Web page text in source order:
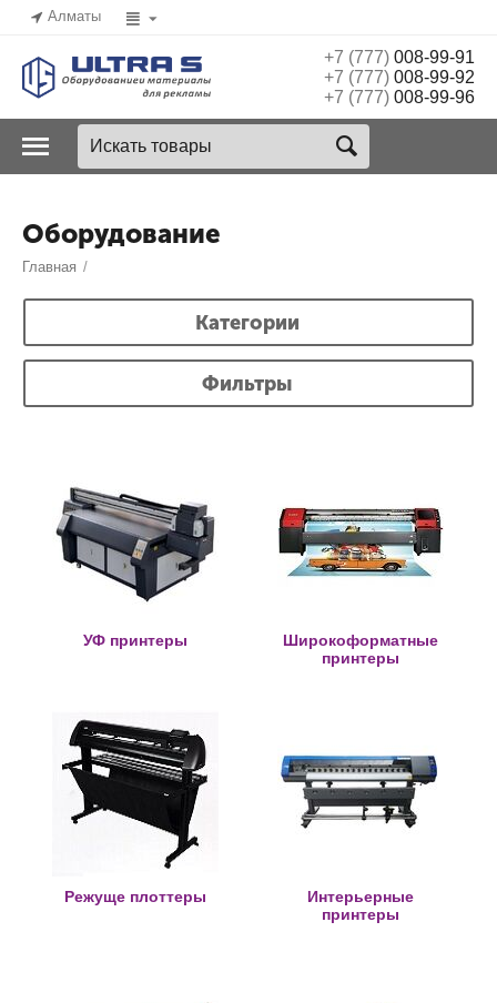
Алматы
+7 (777)008-99-91
+7 (777)008-99-92
+7 (777)008-99-96
Оборудование
Главная /
Категории
Фильтры
УФ принтеры
Широкоформатные
принтеры
Режуще плоттеры
Интерьерные
принтеры